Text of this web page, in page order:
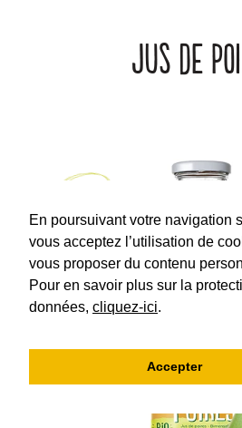
En poursuivant votre navigation
vous acceptez l’utilisation de
vous proposer du contenu
Pour en savoir plus sur la
données, cliquez-ici.
Accepter
JUS DE